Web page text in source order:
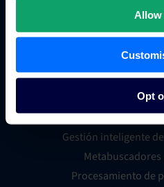
Allow
Opt
Comercio
Gestor de
Motor de
Creador de sitios
Gestión inteligente
Procesamiento de